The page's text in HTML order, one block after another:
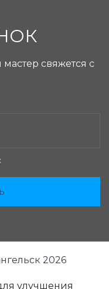
свяжется с
2026
улучшения